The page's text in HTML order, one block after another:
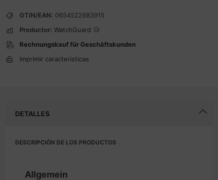
GTIN/EAN: 0654522683915
Productor: WatchGuard
Rechnungskauf für Geschäftskunden
Imprimir caracteristicas
DETALLES
DESCRIPCIÓN DE LOS PRODUCTOS
Allgemein